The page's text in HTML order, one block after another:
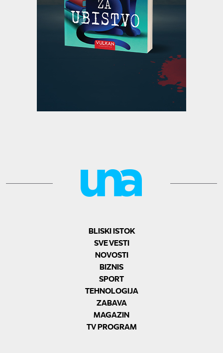
BLISKI ISTOK
SVE VESTI
NOVOSTI
BIZNIS
SPORT
TEHNOLOGIJA
ZABAVA
MAGAZIN
TV PROGRAM